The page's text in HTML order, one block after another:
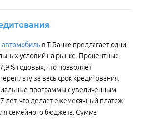
в Т-Банке предлагает одни
условий на рынке. Процентные
годовых, что позволяет
за весь срок кредитования.
программы с увеличенным
лет, что делает ежемесячный платеж
семейного бюджета. Сумма